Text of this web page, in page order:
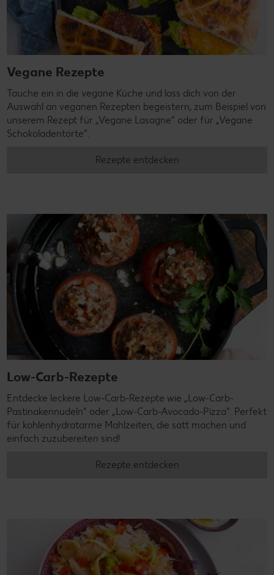
Vegane Rezepte
Tauche ein in die vegane Küche und lass dich von der
Auswahl an veganen Rezepten begeistern, zum Beispiel von
unserem Rezept für „Vegane Lasagne“ oder für „Vegane
Schokoladentorte“.
Rezepte entdecken
Low-Carb-Rezepte
Entdecke leckere Low-Carb-Rezepte wie „Low-Carb-
Pastinakennudeln" oder „Low-Carb-Avocado-Pizza". Perfekt
für kohlenhydratarme Mahlzeiten, die satt machen und
einfach zuzubereiten sind!
Rezepte entdecken